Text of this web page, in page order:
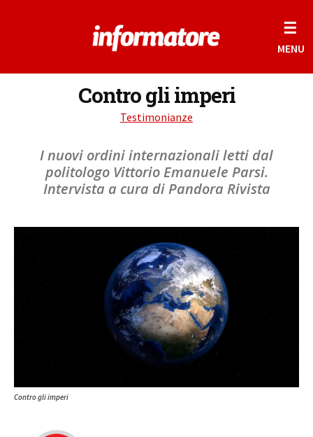
☰
MENU
Contro gli imperi
Testimonianze
I nuovi ordini internazionali letti dal
politologo Vittorio Emanuele Parsi.
Intervista a cura di Pandora Rivista
Contro gli imperi